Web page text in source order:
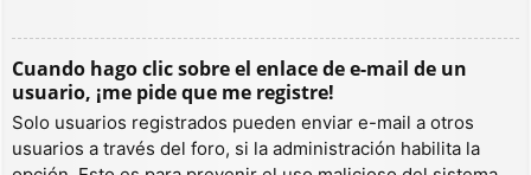
Cuando hago clic sobre el enlace de e-mail de un
usuario, ¡me pide que me registre!
Solo usuarios registrados pueden enviar e-mail a otros
usuarios a través del foro, si la administración habilita la